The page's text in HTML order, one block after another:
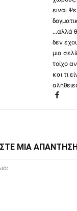
ειναι
...αλλά
δεν
μια
τοίχο
και τι
ΜΙΑ